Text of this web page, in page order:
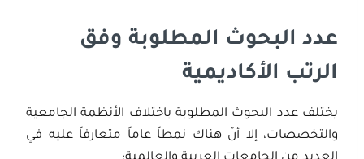
عدد البحوث المطلوبة وفق
الرتب الأكاديمية
يختلف عدد البحوث المطلوبة باختلاف الأنظمة الجامعية
والتخصصات، إلا أنّ هناك نمطاً عاماً متعارفاً عليه في